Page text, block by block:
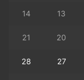
13
14
20
21
27
28